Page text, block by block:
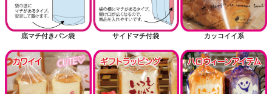
底マチ付きパン袋 サイドマチ付袋 カッコイイ系